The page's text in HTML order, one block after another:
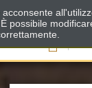
Il
possibile